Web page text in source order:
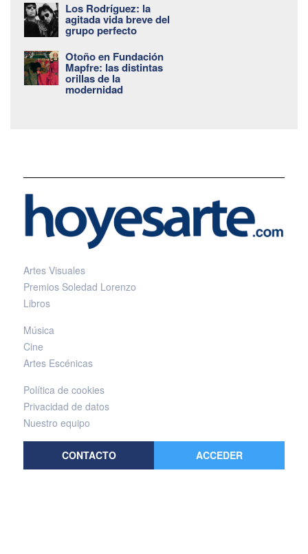
Los Rodríguez: la
agitada vida breve del
grupo perfecto
Otoño en Fundación
Mapfre: las distintas
orillas de la
modernidad
Artes Visuales
Premios Soledad Lorenzo
Libros
Música
Cine
Artes Escénicas
Política de cookies
Privacidad de datos
Nuestro equipo
CONTACTO ACCEDER